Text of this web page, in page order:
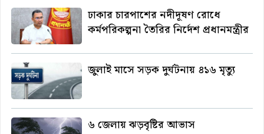
ঢাকার চারপাশের নদীদূষণ রোধে
কর্মপরিকল্পনা তৈরির নির্দেশ প্রধানমন্ত্রীর
জুলাই মাসে সড়ক দুর্ঘটনায় ৪১৬ মৃত্যু
৬ জেলায় ঝড়বৃষ্টির আভাস